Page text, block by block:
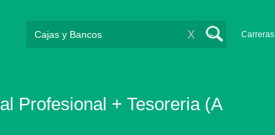
Carreras
X
Profesional + Tesoreria (A